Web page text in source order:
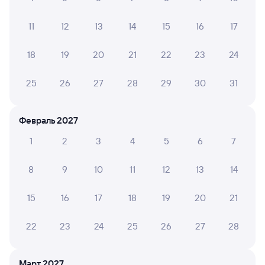
из Москвы Казанской
5 ч 14 м в пути
Дни следования ближайшие: 8, 10, 12 августа Маршрут
от2 ⁠065 ⁠₽
Выберите дату
Самый быстрый
4 ч 55 м в пути
11 12 13 14 15 16 17
18 19 20 21 22 23 24
25 26 27 28 29 30 31
Февраль 2027
1
2 3 4 5 6 7
8 9 10 11 12 13 14
15 16 17 18 19 20 21
22 23 24 25 26 27 28